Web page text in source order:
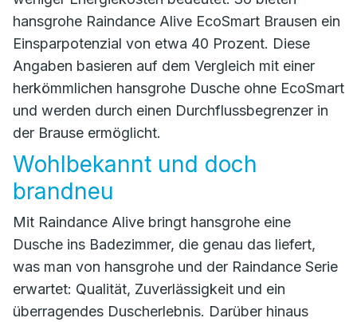
hansgrohe Raindance Alive EcoSmart Brausen ein
Einsparpotenzial von etwa 40 Prozent. Diese
Angaben basieren auf dem Vergleich mit einer
herkömmlichen hansgrohe Dusche ohne EcoSmart
und werden durch einen Durchflussbegrenzer in
der Brause ermöglicht.
Wohlbekannt und doch
brandneu
Mit Raindance Alive bringt hansgrohe eine
Dusche ins Badezimmer, die genau das liefert,
was man von hansgrohe und der Raindance Serie
erwartet: Qualität, Zuverlässigkeit und ein
überragendes Duscherlebnis. Darüber hinaus